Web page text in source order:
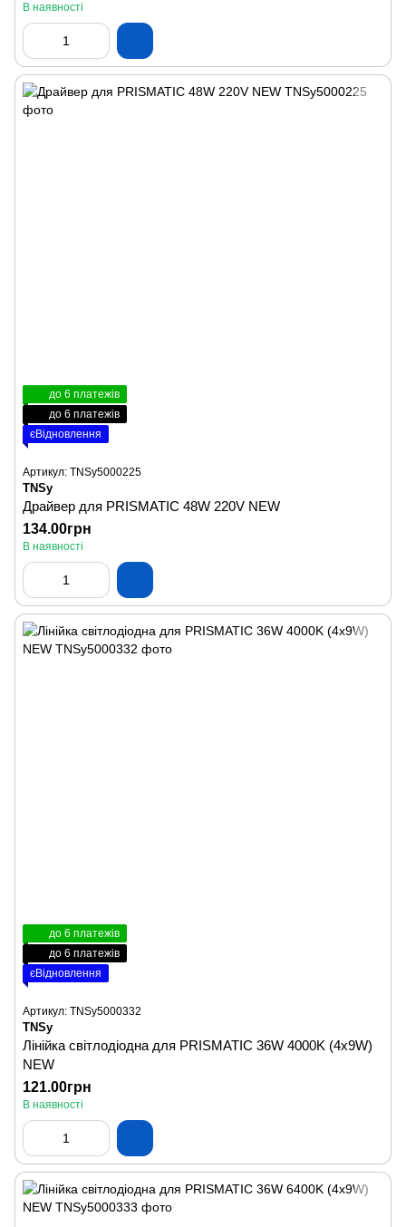
В наявності
до 6 платежів
до 6 платежів
єВідновлення
Артикул: TNSy5000225
TNSy
Драйвер для PRISMATIC 48W 220V NEW
134.00грн
В наявності
до 6 платежів
до 6 платежів
єВідновлення
Артикул: TNSy5000332
TNSy
Лінійка світлодіодна для PRISMATIC 36W 4000K (4х9W)
NEW
121.00грн
В наявності